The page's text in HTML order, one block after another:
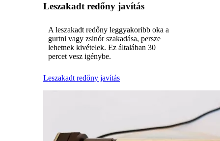
Leszakadt redőny javítás
A leszakadt redőny leggyakoribb oka a
gurtni vagy zsinór szakadása, persze
lehetnek kivételek. Ez általában 30
percet vesz igénybe.
Leszakadt redőny javítás